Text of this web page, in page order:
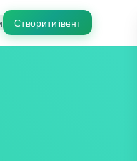
Створити івент